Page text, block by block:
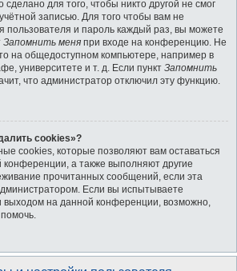
для того, чтобы никто другой не смог
записью. Для того чтобы вам не
пользователя и пароль каждый раз, вы можете
Запомнить меня при входе на конференцию. Не
на общедоступном компьютере, например в
университете и т. д. Если пункт Запомнить
что администратор отключил эту функцию.
cookies»?
cookies, которые позволяют вам оставаться
а также выполняют другие
прочитанных сообщений, если эта
Если вы испытываете
выходом на данной конференции, возможно,